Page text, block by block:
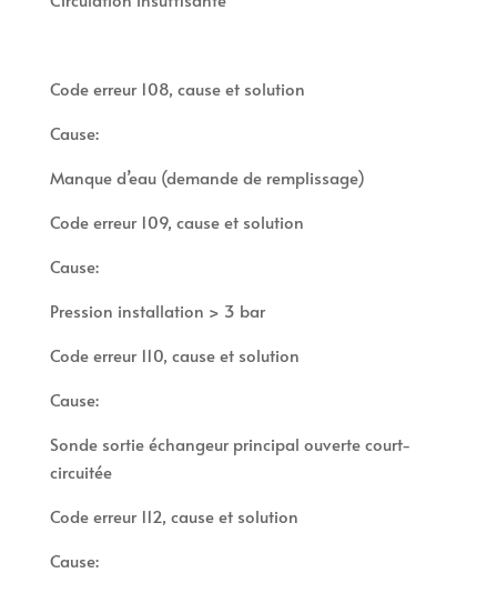
Code erreur 108, cause et solution
Cause:
Manque d’eau (demande de remplissage)
Code erreur 109, cause et solution
Cause:
Pression installation > 3 bar
Code erreur 110, cause et solution
Cause:
Sonde sortie échangeur principal ouverte court-
circuitée
Code erreur 112, cause et solution
Cause: